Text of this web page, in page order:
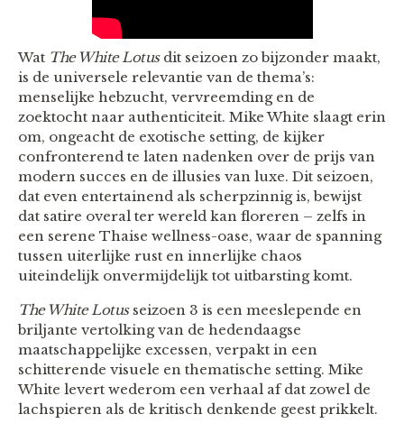
Wat The White Lotusdit seizoen zo bijzonder maakt,
is de universele relevantie van de thema’s:
menselijke hebzucht, vervreemding en de
zoektocht naar authenticiteit. Mike White slaagt erin
om, ongeacht de exotische setting, de kijker
confronterend te laten nadenken over de prijs van
modern succes en de illusies van luxe. Dit seizoen,
dat even entertainend als scherpzinnig is, bewijst
dat satire overal ter wereld kan floreren – zelfs in
een serene Thaise wellness-oase, waar de spanning
tussen uiterlijke rust en innerlijke chaos
uiteindelijk onvermijdelijk tot uitbarsting komt.
The White Lotusseizoen 3 is een meeslepende en
briljante vertolking van de hedendaagse
maatschappelijke excessen, verpakt in een
schitterende visuele en thematische setting. Mike
White levert wederom een verhaal af dat zowel de
lachspieren als de kritisch denkende geest prikkelt.